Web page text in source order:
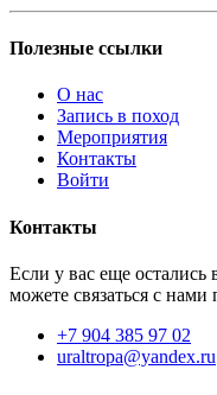
Полезные ссылки
О нас
Запись в поход
Мероприятия
Контакты
Войти
Контакты
Если у вас еще
можете связаться с
+7 904 385 97 02
uraltropa@yandex.ru